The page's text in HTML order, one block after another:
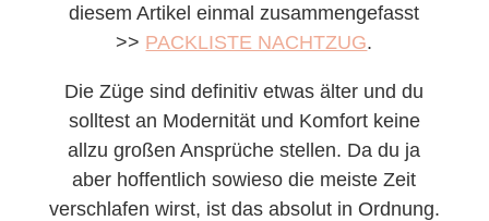
diesem Artikel einmal zusammengefasst
>> PACKLISTE NACHTZUG.
Die Züge sind definitiv etwas älter und du
solltest an Modernität und Komfort keine
allzu großen Ansprüche stellen. Da du ja
aber hoffentlich sowieso die meiste Zeit
verschlafen wirst, ist das absolut in Ordnung.